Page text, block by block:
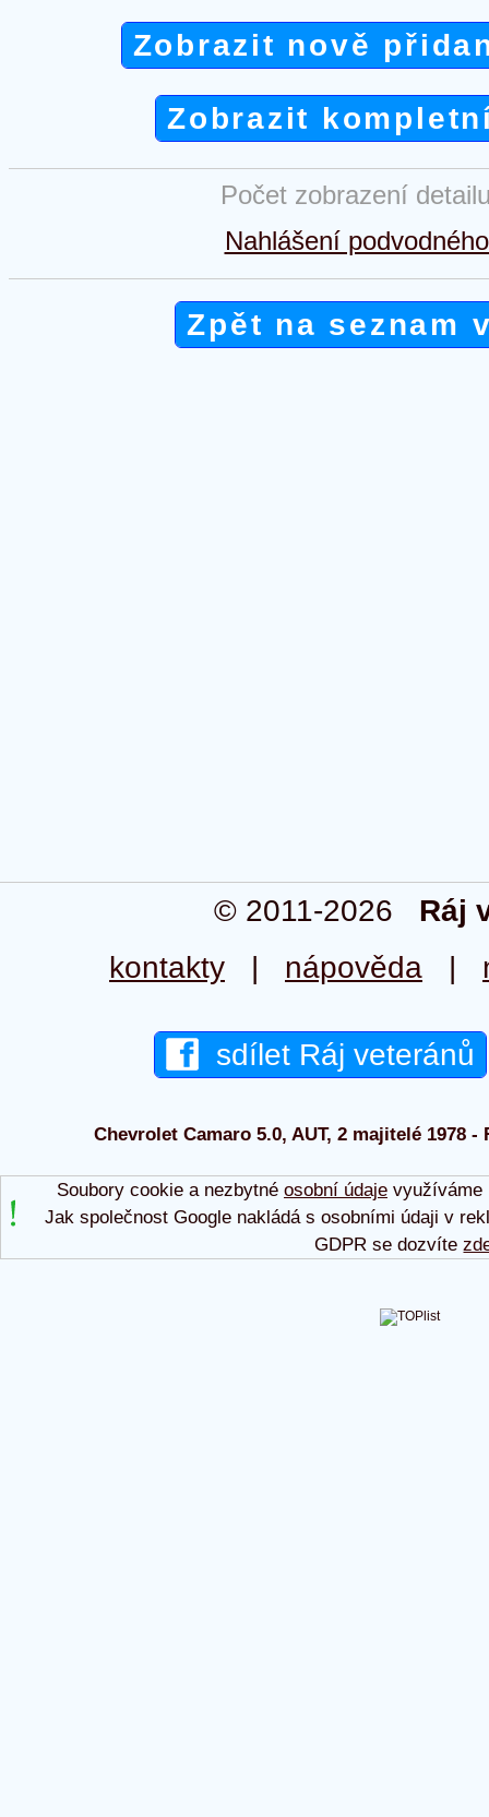
Zobrazit nově
Zobrazit
Počet zobrazení
Nahlášení
Zpět na seznam
© 2011-2026 Ráj
kontakty | nápověda |
sdílet Ráj veteránů
Chevrolet Camaro 5.0, AUT, 2 majitelé 1978
Soubory cookie a nezbytné osobní údajevyužíváme
Jak společnost Google nakládá s osobními údaji v
GDPR se dozvíte